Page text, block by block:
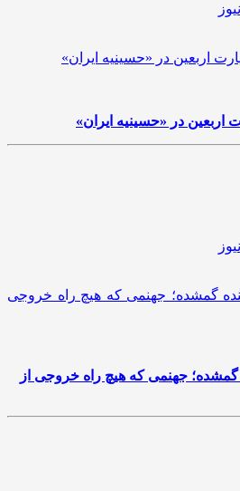
اربعین در «حسینیه ایران»
جهنمی که هیچ راه خروجی از